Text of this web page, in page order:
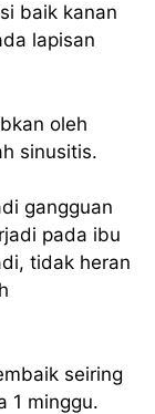
baik kanan
lapisan
oleh
sinusitis.
gangguan
pada ibu
tidak heran
seiring
1 minggu.